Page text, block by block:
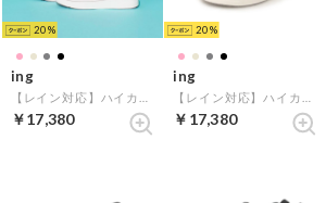
20
ing
￥17,380
20
ing
￥17,380